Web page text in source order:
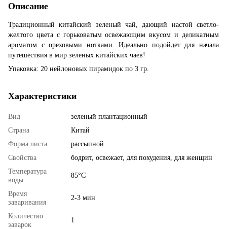
Описание
Традиционный китайский зеленый чай, дающий настой светло-
желтого цвета с горьковатым освежающим вкусом и деликатным
ароматом с ореховыми нотками. Идеально подойдет для начала
путешествия в мир зеленых китайских чаев!
Упаковка: 20 нейлоновых пирамидок по 3 гр.
Характеристики
Вид
зеленый плантационный
Страна
Китай
Форма листа
рассыпной
Свойства
бодрит, освежает, для похудения, для женщин
Температура
воды
85°С
Время
заваривания
2-3 мин
Количество
заварок
1